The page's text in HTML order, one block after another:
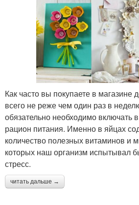
Как часто вы покупаете в магазине
всего не реже чем один раз в
обязательно необходимо включать
рацион питания. Именно в яйцах
количество полезных витаминов и
которых наш организм испытывал
стресс.
читать дальше →